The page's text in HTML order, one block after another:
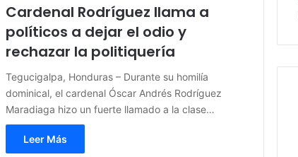
Cardenal Rodríguez llama a
políticos a dejar el odio y
rechazar la politiquería
Tegucigalpa, Honduras – Durante su homilía
dominical, el cardenal Óscar Andrés Rodríguez
Maradiaga hizo un fuerte llamado a la clase…
Leer Más